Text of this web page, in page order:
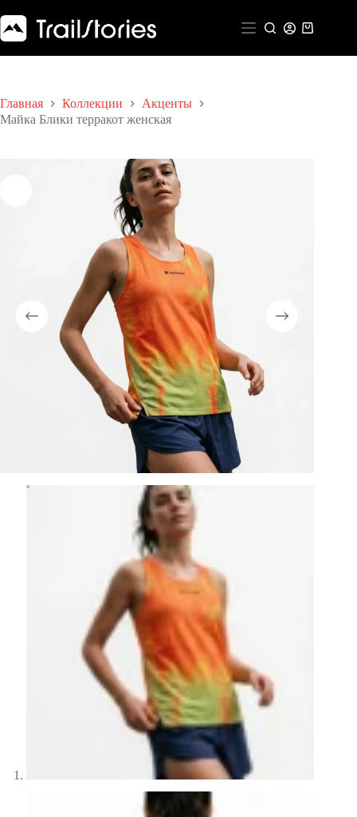
к
сути
Корзина
Главная Коллекции
Акценты
Майка Блики терракот женская